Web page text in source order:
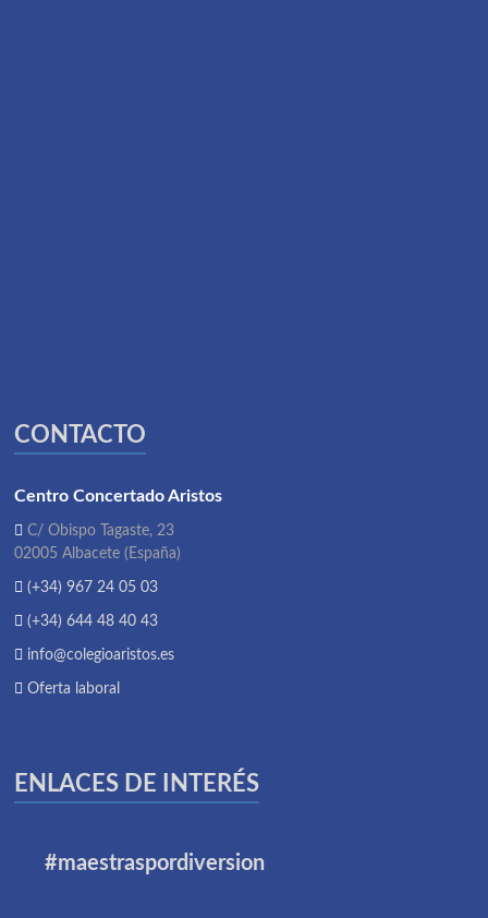
CONTACTO
Centro Concertado Aristos
C/ Obispo Tagaste, 23
02005 Albacete (España)
(+34) 967 24 05 03
(+34) 644 48 40 43
info@colegioaristos.es
Oferta laboral
ENLACES DE INTERÉS
#maestraspordiversion